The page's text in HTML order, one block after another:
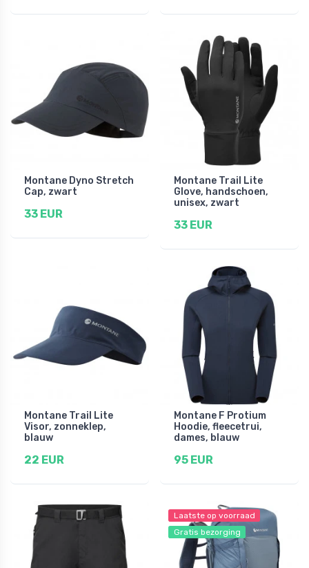
Montane Dyno Stretch
Cap, zwart
33 EUR
Montane Trail Lite
Glove, handschoen,
unisex, zwart
33 EUR
Montane Trail Lite
Visor, zonneklep,
blauw
22 EUR
Montane F Protium
Hoodie, fleecetrui,
dames, blauw
95 EUR
Laatste op voorraad
Gratis bezorging